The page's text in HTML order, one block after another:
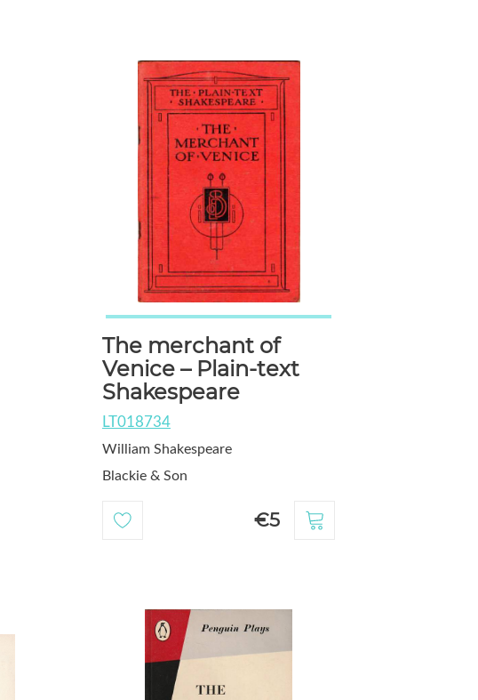
The merchant of
Venice – Plain-text
Shakespeare
LT018734
William Shakespeare
Blackie & Son
€5